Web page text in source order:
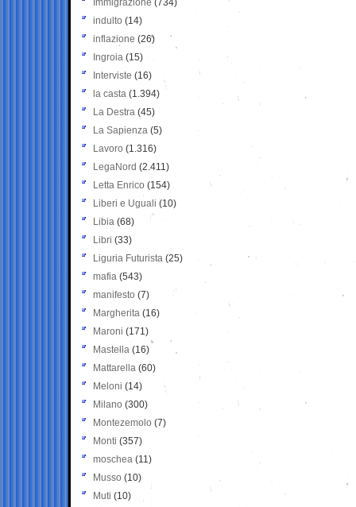
Immigrazione (734)
indulto (14)
inflazione (26)
Ingroia (15)
Interviste (16)
la casta (1.394)
La Destra (45)
La Sapienza (5)
Lavoro (1.316)
LegaNord (2.411)
Letta Enrico (154)
Liberi e Uguali (10)
Libia (68)
Libri (33)
Liguria Futurista (25)
mafia (543)
manifesto (7)
Margherita (16)
Maroni (171)
Mastella (16)
Mattarella (60)
Meloni (14)
Milano (300)
Montezemolo (7)
Monti (357)
moschea (11)
Musso (10)
Muti (10)